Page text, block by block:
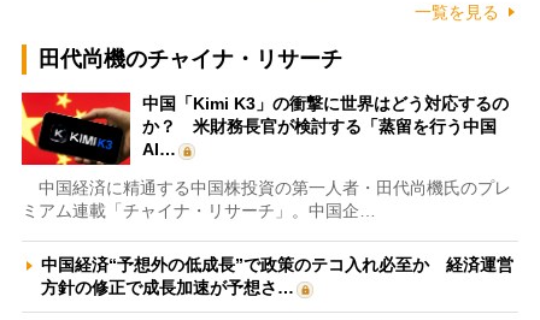
一覧を見る
田代尚機のチャイナ・リサーチ
中国「Kimi K3」の衝撃に世界はどう対応するの
か？ 米財務長官が検討する「蒸留を行う中国
AI…
中国経済に精通する中国株投資の第一人者・田代尚機氏のプレ
ミアム連載「チャイナ・リサーチ」。中国企…
中国経済“予想外の低成長”で政策のテコ入れ必至か 経済運営
方針の修正で成長加速が予想さ…